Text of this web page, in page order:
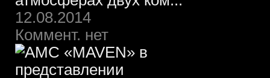
12.08.2014
Коммент. нет